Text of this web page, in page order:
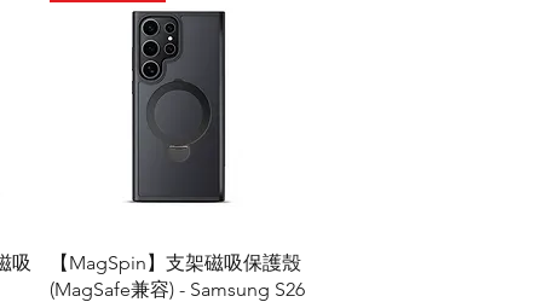
吸 快速瀏覽
【MagSpin】支架磁吸保護殼
(MagSafe兼容) - Samsung S26